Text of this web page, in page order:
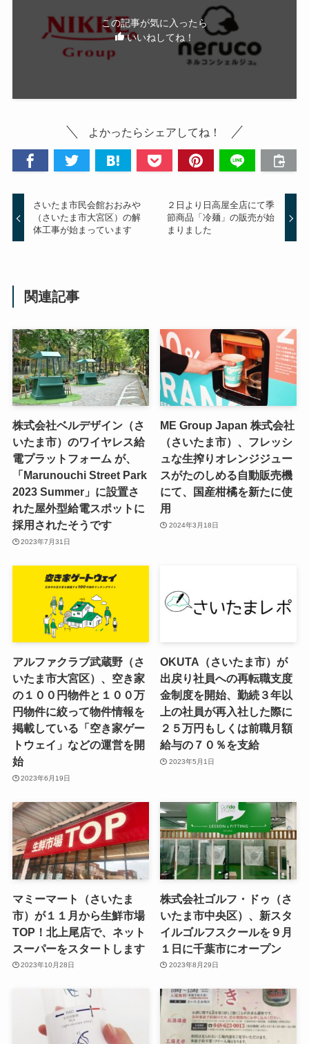
この記事が気に入ったら
いいねしてね！
よかったらシェアしてね！
さいたま市民会館おおみや
（さいたま市大宮区）の解
体工事が始まっています
２日より日高屋全店にて季
節商品「冷麺」の販売が始
まりました
関連記事
株式会社ベルデザイン（さ
いたま市）のワイヤレス給
電プラットフォーム が、
「Marunouchi Street Park
2023 Summer」に設置さ
れた屋外型給電スポットに
採用されたそうです
2023年7月31日
ME Group Japan 株式会社
（さいたま市）、フレッシ
ュな生搾りオレンジジュー
スがたのしめる自動販売機
にて、国産柑橘を新たに使
用
2024年3月18日
アルファクラブ武蔵野（さ
いたま市大宮区）、空き家
の１００円物件と１００万
円物件に絞って物件情報を
掲載している「空き家ゲー
トウェイ」などの運営を開
始
2023年6月19日
OKUTA（さいたま市）が
出戻り社員への再転職支度
金制度を開始、勤続３年以
上の社員が再入社した際に
２５万円もしくは前職月額
給与の７０％を支給
2023年5月1日
マミーマート（さいたま
市）が１１月から生鮮市場
TOP！北上尾店で、ネット
スーパーをスタートします
2023年10月28日
株式会社ゴルフ・ドゥ（さ
いたま市中央区）、新スタ
イルゴルフスクールを９月
１日に千葉市にオープン
2023年8月29日